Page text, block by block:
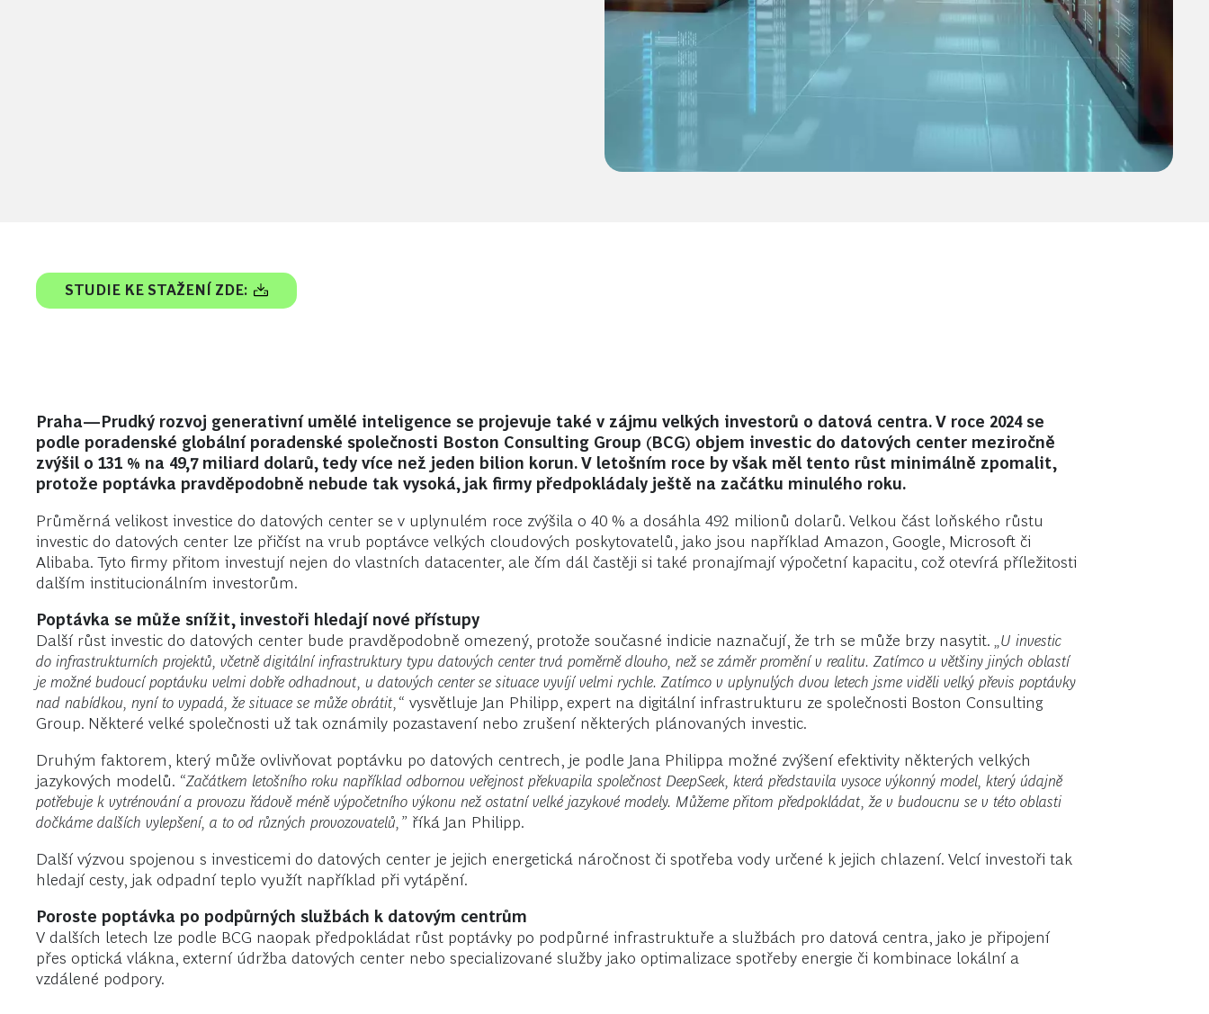
STUDIE KE STAŽENÍ ZDE:
Praha—Prudký rozvoj generativní umělé inteligence se projevuje také v zájmu velkých investorů o datová centra. V roce 2024 se
podle poradenské globální poradenské společnosti Boston Consulting Group (BCG) objem investic do datových center meziročně
zvýšil o 131 % na 49,7 miliard dolarů, tedy více než jeden bilion korun. V letošním roce by však měl tento růst minimálně zpomalit,
protože poptávka pravděpodobně nebude tak vysoká, jak firmy předpokládaly ještě na začátku minulého roku.
Průměrná velikost investice do datových center se v uplynulém roce zvýšila o 40 % a dosáhla 492 milionů dolarů. Velkou část loňského růstu
investic do datových center lze přičíst na vrub poptávce velkých cloudových poskytovatelů, jako jsou například Amazon, Google, Microsoft či
Alibaba. Tyto firmy přitom investují nejen do vlastních datacenter, ale čím dál častěji si také pronajímají výpočetní kapacitu, což otevírá příležitosti
dalším institucionálním investorům.
Poptávka se může snížit, investoři hledají nové přístupy
Další růst investic do datových center bude pravděpodobně omezený, protože současné indicie naznačují, že trh se může brzy nasytit.
„U investic
do infrastrukturních projektů, včetně digitální infrastruktury typu datových center trvá poměrně dlouho, než se záměr promění v realitu. Zatímco u většiny jiných oblastí
je možné budoucí poptávku velmi dobře odhadnout, u datových center se situace vyvíjí velmi rychle. Zatímco v uplynulých dvou letech jsme viděli velký převis poptávky
nad nabídkou, nyní to vypadá, že situace se může obrátit,“ vysvětluje Jan Philipp, expert na digitální infrastrukturu ze společnosti Boston Consulting
Group. Některé velké společnosti už tak oznámily pozastavení nebo zrušení některých plánovaných investic.
Druhým faktorem, který může ovlivňovat poptávku po datových centrech, je podle Jana Philippa možné zvýšení efektivity některých velkých
jazykových modelů. “Začátkem letošního roku například odbornou veřejnost překvapila společnost DeepSeek, která představila vysoce výkonný model, který údajně
potřebuje k vytrénování a provozu řádově méně výpočetního výkonu než ostatní velké jazykové modely. Můžeme přitom předpokládat, že v budoucnu se v této oblasti
dočkáme dalších vylepšení, a to od různých provozovatelů,” říká Jan Philipp.
Další výzvou spojenou s investicemi do datových center je jejich energetická náročnost či spotřeba vody určené k jejich chlazení. Velcí investoři tak
hledají cesty, jak odpadní teplo využít například při vytápění.
Poroste poptávka po podpůrných službách k datovým centrům
V dalších letech lze podle BCG naopak předpokládat růst poptávky po podpůrné infrastruktuře a službách pro datová centra, jako je připojení
přes optická vlákna, externí údržba datových center nebo specializované služby jako optimalizace spotřeby energie či kombinace lokální a
vzdálené podpory.